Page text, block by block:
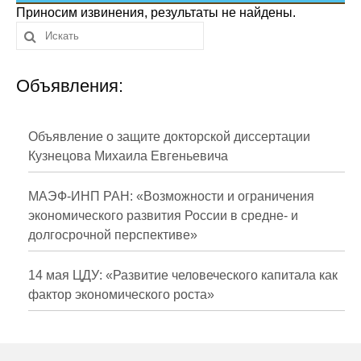
Сотрудники
Отчетность
Противодействие коррупции
Публикации
Научная жизнь
Издания
Проблемы прогнозирования
О журнале
Приносим извинения, результаты не найдены.
Объявления:
Объявление о защите докторской диссертации
Кузнецова Михаила Евгеньевича
МАЭФ-ИНП РАН: «Возможности и ограничения
экономического развития России в средне- и
долгосрочной перспективе»
14 мая ЦДУ: «Развитие человеческого капитала как
фактор экономического роста»